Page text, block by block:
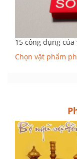
15 công dụng
Chọn vật phẩm